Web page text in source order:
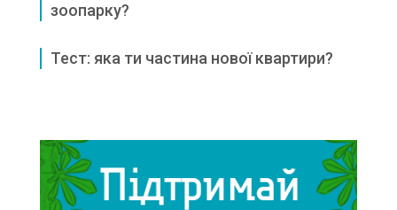
зоопарку?
Тест: яка ти частина нової квартири?